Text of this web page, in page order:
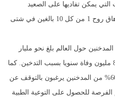
التي يمكن تفاديها على الصعيد
العالمي علماً بأنه يؤدي حالياً إلى إزهاق روح 1 من كل 10 بالغين في شتى
حول العالم بلغ نحو مليار
مدخن وأن عدد الوفيات بلغ حوالي 8 مليون وفاة سنويا بسبب التدخين. كما
أظهرت الدراسات أن هناك حوالي 60%؜ من المدخنين يرغبون بالتوقف عن
لديهم الفرصة للحصول على التوعية الطبية